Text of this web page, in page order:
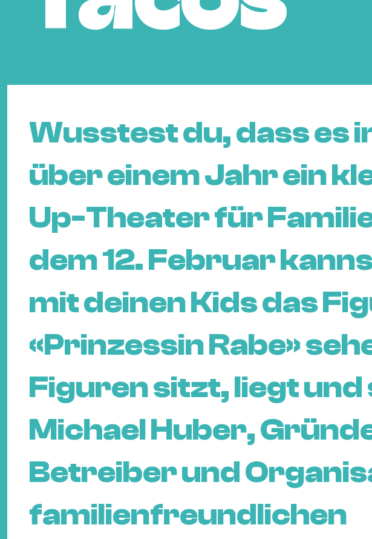
Wusstest du, dass es
über einem Jahr ein
Up-Theater für
dem 12. Februar
mit deinen Kids das
«Prinzessin Rabe»
Figuren sitzt, liegt
Michael Huber,
Betreiber und
familienfreundlichen